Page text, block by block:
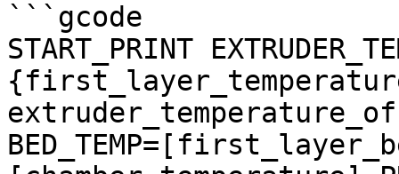
```gcode
START_PRINT